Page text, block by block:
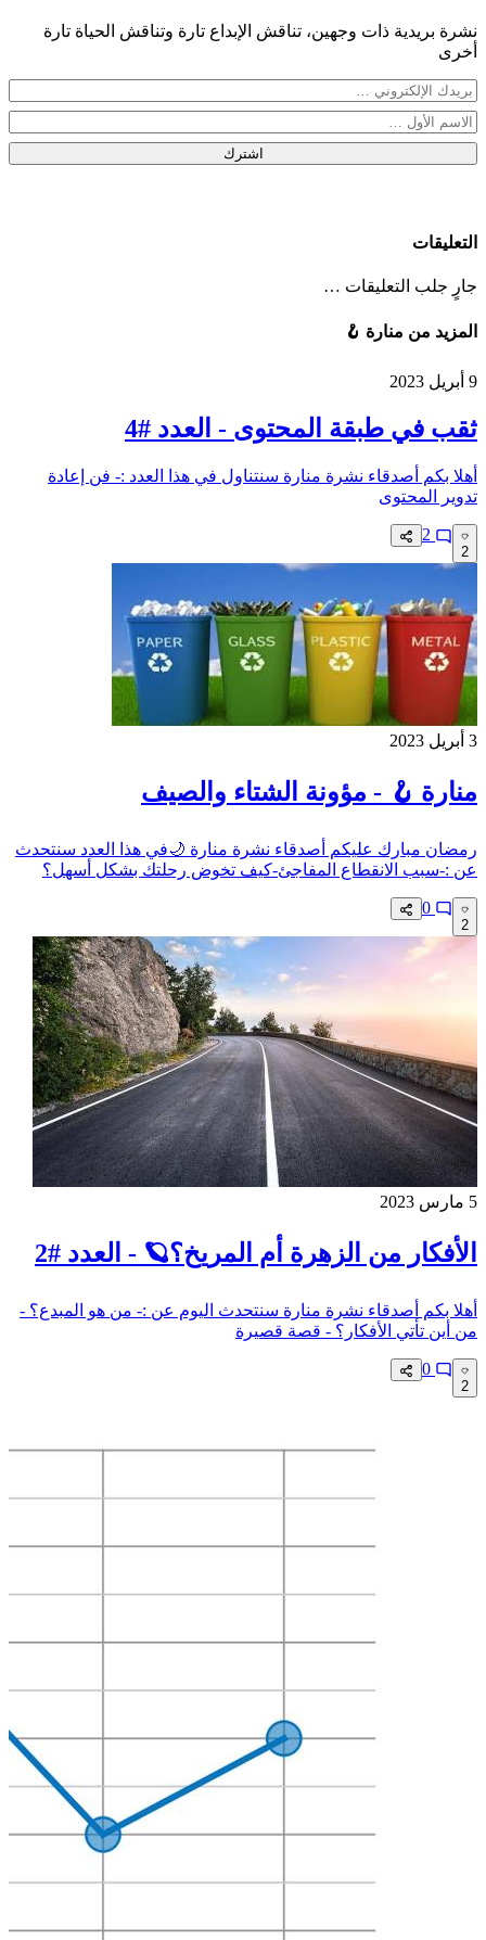
نشرة بريدية ذات وجهين، تناقش الإبداع تارة وتناقش الحياة تارة
أخرى
اشترك
التعليقات
جارٍ جلب التعليقات …
المزيد من منارة 🪝
9 أبريل 2023
ثقب في طبقة المحتوى - العدد #4
أهلا بكم أصدقاء نشرة منارة سنتناول في هذا العدد :- فن إعادة
تدوير المحتوى
2
3 أبريل 2023
منارة 🪝 - مؤونة الشتاء والصيف
رمضان مبارك عليكم أصدقاء نشرة منارة 🌙في هذا العدد سنتحدث
عن :-سبب الانقطاع المفاجئ-كيف تخوض رحلتك بشكل أسهل؟
2
5 مارس 2023
الأفكار من الزهرة أم المريخ؟🪐 - العدد #2
أهلا بكم أصدقاء نشرة منارة سنتحدث اليوم عن :- من هو المبدع؟ -
من أين تأتي الأفكار؟ - قصة قصيرة
2